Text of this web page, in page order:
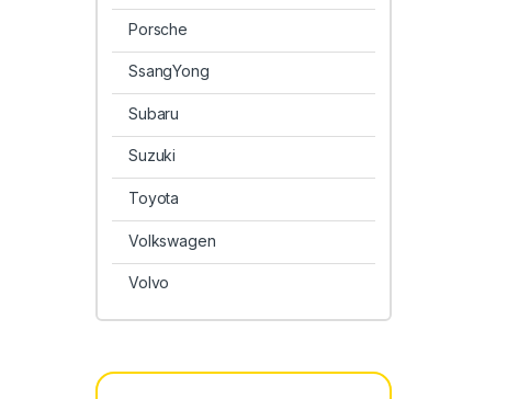
Porsche
SsangYong
Subaru
Suzuki
Toyota
Volkswagen
Volvo